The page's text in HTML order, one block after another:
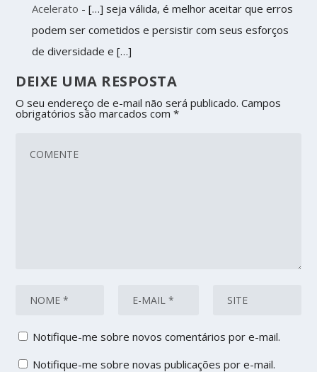
Acelerato - […] seja válida, é melhor aceitar que erros
podem ser cometidos e persistir com seus esforços
de diversidade e […]
DEIXE UMA RESPOSTA
O seu endereço de e-mail não será publicado. Campos
obrigatórios são marcados com*
Notifique-me sobre novos comentários por e-mail.
Notifique-me sobre novas publicações por e-mail.